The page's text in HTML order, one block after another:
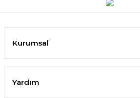
Kurumsal
Yardım